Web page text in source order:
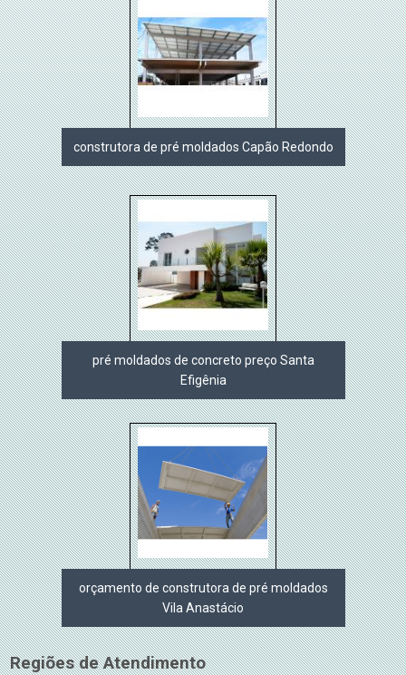
construtora de pré moldados Capão Redondo
pré moldados de concreto preço Santa
Efigênia
orçamento de construtora de pré moldados
Vila Anastácio
Regiões de Atendimento